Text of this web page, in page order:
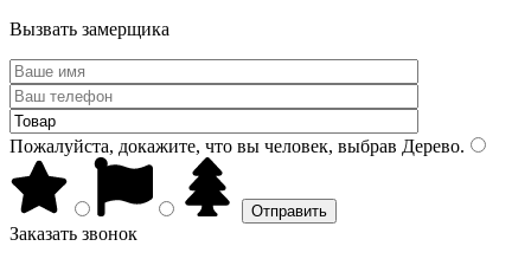
Вызвать замерщика
Пожалуйста, докажите, что вы человек, выбрав Дерево.
Заказать звонок